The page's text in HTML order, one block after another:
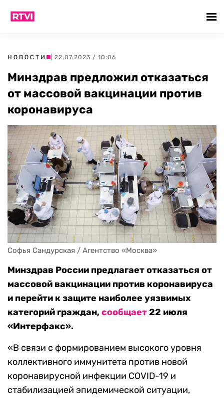
НОВОСТИ | 22.07.2023 / 10:06
Минздрав предложил отказаться
от массовой вакцинации против
коронавируса
Софья Сандурская / Агентство «Москва»
Минздрав России предлагает отказаться от
массовой вакцинации против коронавируса
и перейти к защите наиболее уязвимых
категорий граждан,сообщает22 июля
«Интерфакс».
«В связи с формированием высокого уровня
коллективного иммунитета против новой
коронавирусной инфекции COVID-19 и
стабилизацией эпидемической ситуации,